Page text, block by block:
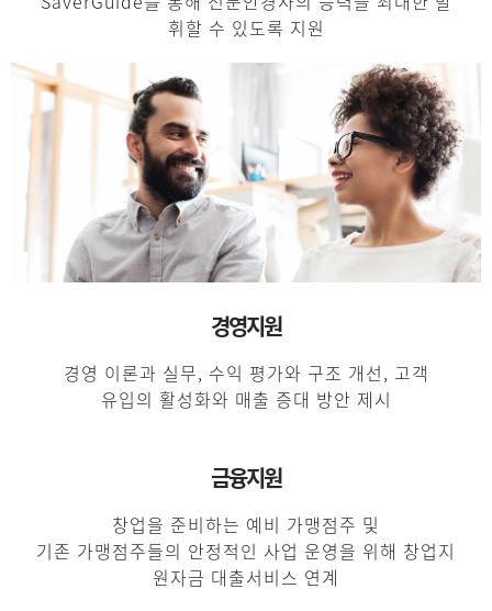
휘할 수 있도록 지원
경영지원
경영 이론과 실무, 수익 평가와 구조 개선, 고객
유입의 활성화와 매출 증대 방안 제시
금융지원
창업을 준비하는 예비 가맹점주 및
기존 가맹점주들의 안정적인 사업 운영을 위해 창업지
원자금 대출서비스 연계